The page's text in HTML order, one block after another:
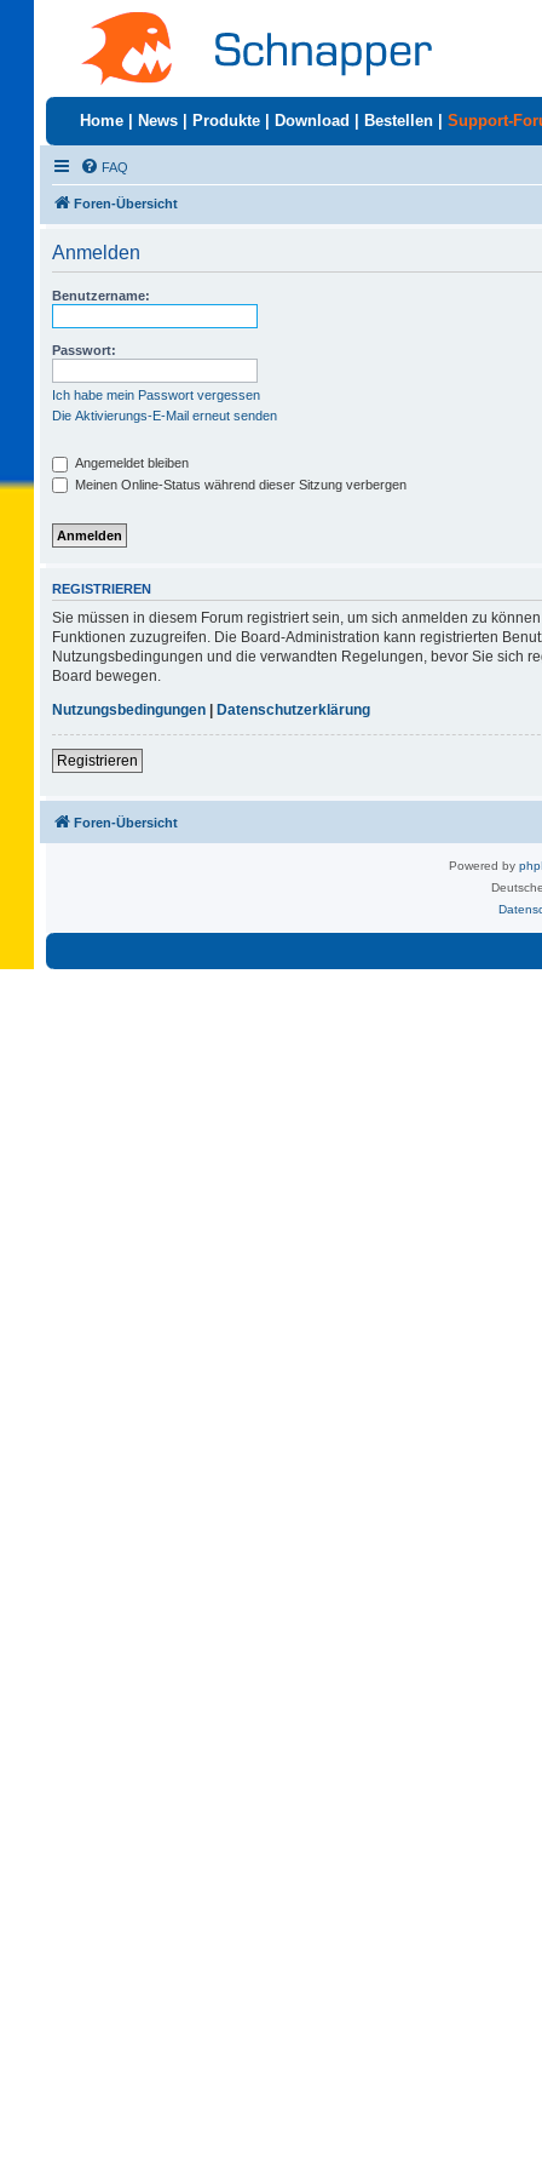
Home News Produkte Download Bestellen Support-
FAQ
Foren-Übersicht
Anmelden
Benutzername:
Passwort:
Ich habe mein Passwort vergessen
Die Aktivierungs-E-Mail erneut senden
Angemeldet bleiben
Meinen Online-Status während dieser Sitzung verbergen
REGISTRIEREN
Sie müssen in diesem Forum registriert sein, um sich anmelden zu
Funktionen zuzugreifen. Die Board-Administration kann registrierten
Nutzungsbedingungen und die verwandten Regelungen, bevor Sie sich
Board bewegen.
Nutzungsbedingungen | Datenschutzerklärung
Registrieren
Foren-Übersicht
Powered by